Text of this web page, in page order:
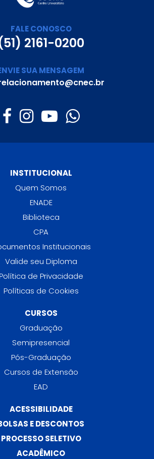
FALE CONOSCO
2161-0200
SUA MENSAGEM
INSTITUCIONAL
Quem Somos
ENADE
Biblioteca
CPA
Institucionais
Valide seu Diploma
de Privacidade
Políticas de Cookies
CURSOS
Graduação
Semipresencial
Pós-Graduação
Cursos de Extensão
EAD
ACESSIBILIDADE
E DESCONTOS
PROCESSO SELETIVO
ACADÊMICO